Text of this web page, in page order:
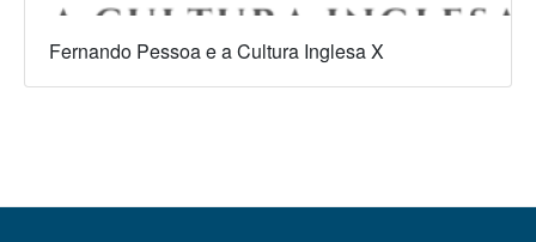
Fernando Pessoa e a Cultura Inglesa X